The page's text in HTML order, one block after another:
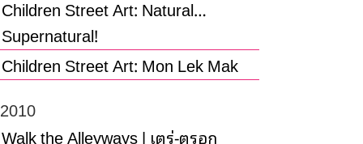
Children Street Art: Natural…
Supernatural!
Children Street Art: Mon Lek Mak
2010
Walk the Alleyways | เตร่-ตรอก